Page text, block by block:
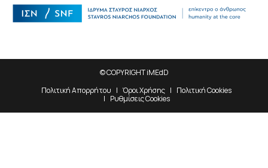
© COPYRIGHT iMEdD
Πολιτική Απορρήτου
Όροι Χρήσης
Πολιτική Cookies
Ρυθμίσεις Cookies